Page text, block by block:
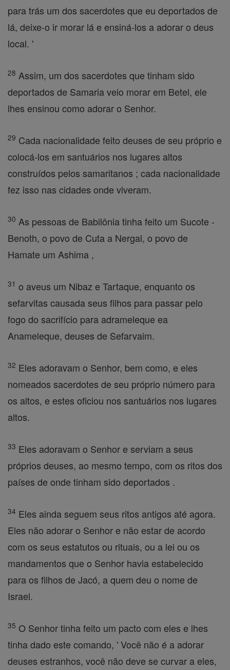
para trás um dos sacerdotes que eu deportados de
lá, deixe-o ir morar lá e ensiná-los a adorar o deus
local. '
28 Assim, um dos sacerdotes que tinham sido
deportados de Samaria veio morar em Betel, ele
lhes ensinou como adorar o Senhor.
29 Cada nacionalidade feito deuses de seu próprio e
colocá-los em santuários nos lugares altos
construídos pelos samaritanos ; cada nacionalidade
fez isso nas cidades onde viveram.
30 As pessoas de Babilônia tinha feito um Sucote -
Benoth, o povo de Cuta a Nergal, o povo de
Hamate um Ashima ,
31 o aveus um Nibaz e Tartaque, enquanto os
sefarvitas causada seus filhos para passar pelo
fogo do sacrifício para adrameleque ea
Anameleque, deuses de Sefarvaim.
32 Eles adoravam o Senhor, bem como, e eles
nomeados sacerdotes de seu próprio número para
os altos, e estes oficiou nos santuários nos lugares
altos.
33 Eles adoravam o Senhor e serviam a seus
próprios deuses, ao mesmo tempo, com os ritos dos
países de onde tinham sido deportados .
34 Eles ainda seguem seus ritos antigos até agora.
Eles não adorar o Senhor e não estar de acordo
com os seus estatutos ou rituais, ou a lei ou os
mandamentos que o Senhor havia estabelecido
para os filhos de Jacó, a quem deu o nome de
Israel.
35 O Senhor tinha feito um pacto com eles e lhes
tinha dado este comando, ' Você não é a adorar
deuses estranhos, você não deve se curvar a eles,